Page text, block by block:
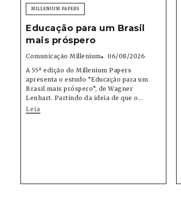
MILLENIUM PAPERS
Educação para um Brasil
mais próspero
Comunicação Millenium
06/08/2026
A 55ª edição do Millenium Papers
apresenta o estudo “Educação para um
Brasil mais próspero”, de Wagner
Lenhart. Partindo da ideia de que o...
Leia